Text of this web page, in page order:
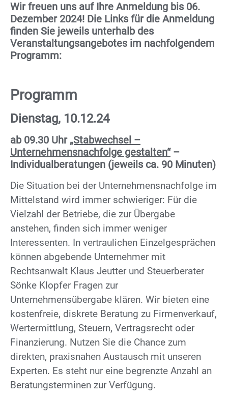
Wir freuen uns auf Ihre Anmeldung bis 06.
Dezember 2024! Die Links für die Anmeldung
finden Sie jeweils unterhalb des
Veranstaltungsangebotes im nachfolgendem
Programm:
Programm
Dienstag, 10.12.24
ab 09.30 Uhr „Stabwechsel –
Unternehmensnachfolge gestalten“–
Individualberatungen (jeweils ca. 90 Minuten)
Die Situation bei der Unternehmensnachfolge im
Mittelstand wird immer schwieriger: Für die
Vielzahl der Betriebe, die zur Übergabe
anstehen, finden sich immer weniger
Interessenten. In vertraulichen Einzelgesprächen
können abgebende Unternehmer mit
Rechtsanwalt Klaus Jeutter und Steuerberater
Sönke Klopfer Fragen zur
Unternehmensübergabe klären. Wir bieten eine
kostenfreie, diskrete Beratung zu Firmenverkauf,
Wertermittlung, Steuern, Vertragsrecht oder
Finanzierung. Nutzen Sie die Chance zum
direkten, praxisnahen Austausch mit unseren
Experten. Es steht nur eine begrenzte Anzahl an
Beratungsterminen zur Verfügung.